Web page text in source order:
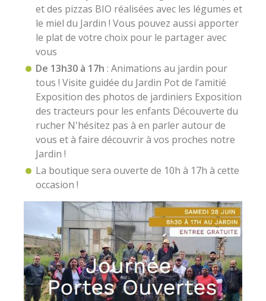
et des pizzas BIO réalisées avec les légumes et
le miel du Jardin ! Vous pouvez aussi apporter
le plat de votre choix pour le partager avec
vous
De 13h30 à 17h : Animations au jardin pour
tous ! Visite guidée du Jardin Pot de l’amitié
Exposition des photos de jardiniers Exposition
des tracteurs pour les enfants Découverte du
rucher N'hésitez pas à en parler autour de
vous et à faire découvrir à vos proches notre
Jardin !
La boutique sera ouverte de 10h à 17h à cette
occasion !